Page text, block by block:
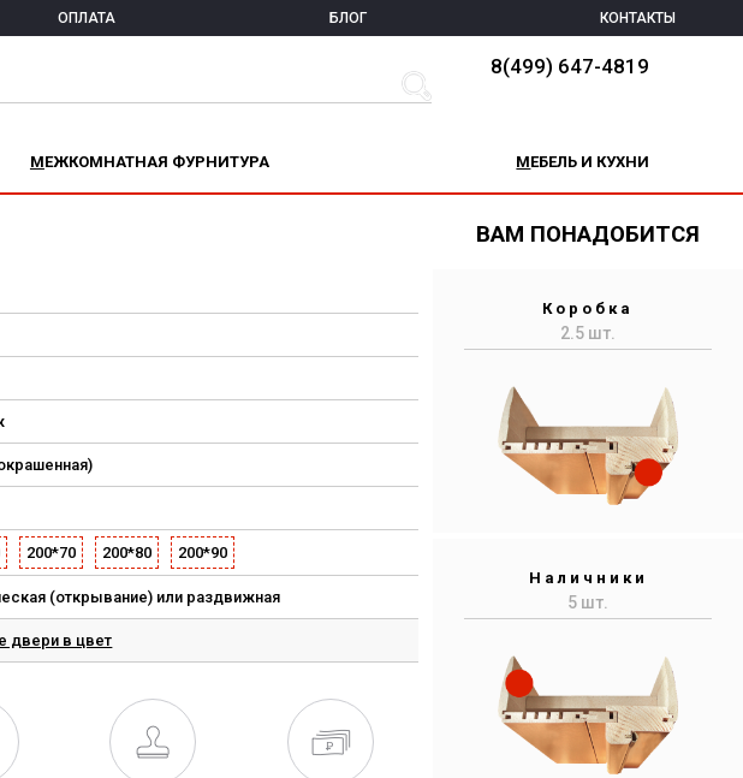
ОПЛАТА БЛОГ КОНТАКТЫ
8(499) 647-4819
МЕЖКОМНАТНАЯ ФУРНИТУРА МЕБЕЛЬ И КУХНИ
200*70 200*80
200*90
(открывание) или раздвижная
двери в цвет
ВАМ ПОНАДОБИТСЯ
Коробка
2.5 шт.
Наличники
5 шт.